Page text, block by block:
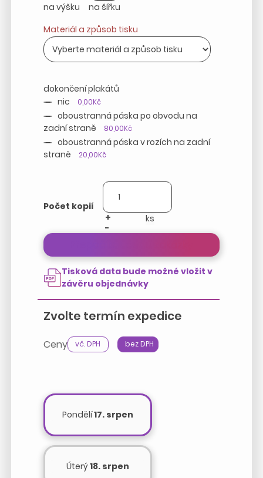
na výšku
na šířku
Materiál a způsob tisku
dokončení plakátů
nic
0,00Kč
oboustranná páska po obvodu na
zadní straně
80,00Kč
oboustranná páska v rozích na zadní
straně
20,00Kč
Počet kopií
+
-
Tisková data bude možné vložit v
závěru objednávky
Zvolte termín expedice
Ceny vč. DPH bez DPH
Pondělí17. srpen
Úterý18. srpen